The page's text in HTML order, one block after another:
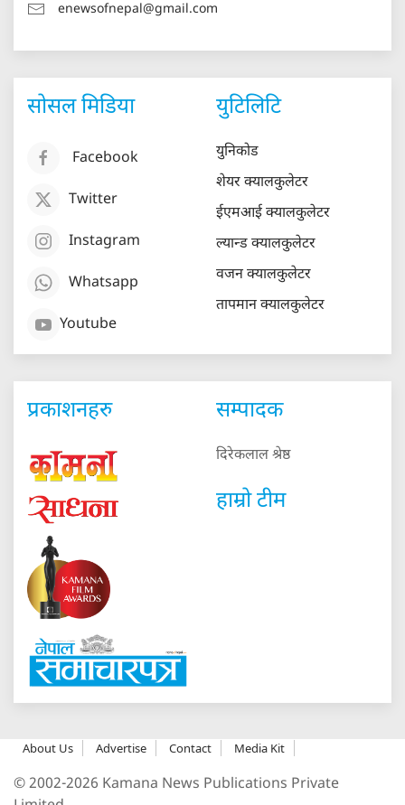
enewsofnepal@gmail.com
सोसल मिडिया
Facebook
Twitter
Instagram
Whatsapp
Youtube
युटिलिटि
युनिकोड
शेयर क्यालकुलेटर
ईएमआई क्यालकुलेटर
ल्यान्ड क्यालकुलेटर
वजन क्यालकुलेटर
तापमान क्यालकुलेटर
प्रकाशनहरु सम्पादक
दिरेकलाल श्रेष्ठ
हाम्रो टीम
About Us Advertise Contact Media Kit
© 2002-2026 Kamana News Publications Private